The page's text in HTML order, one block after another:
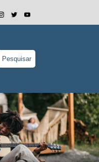
Pesquisar